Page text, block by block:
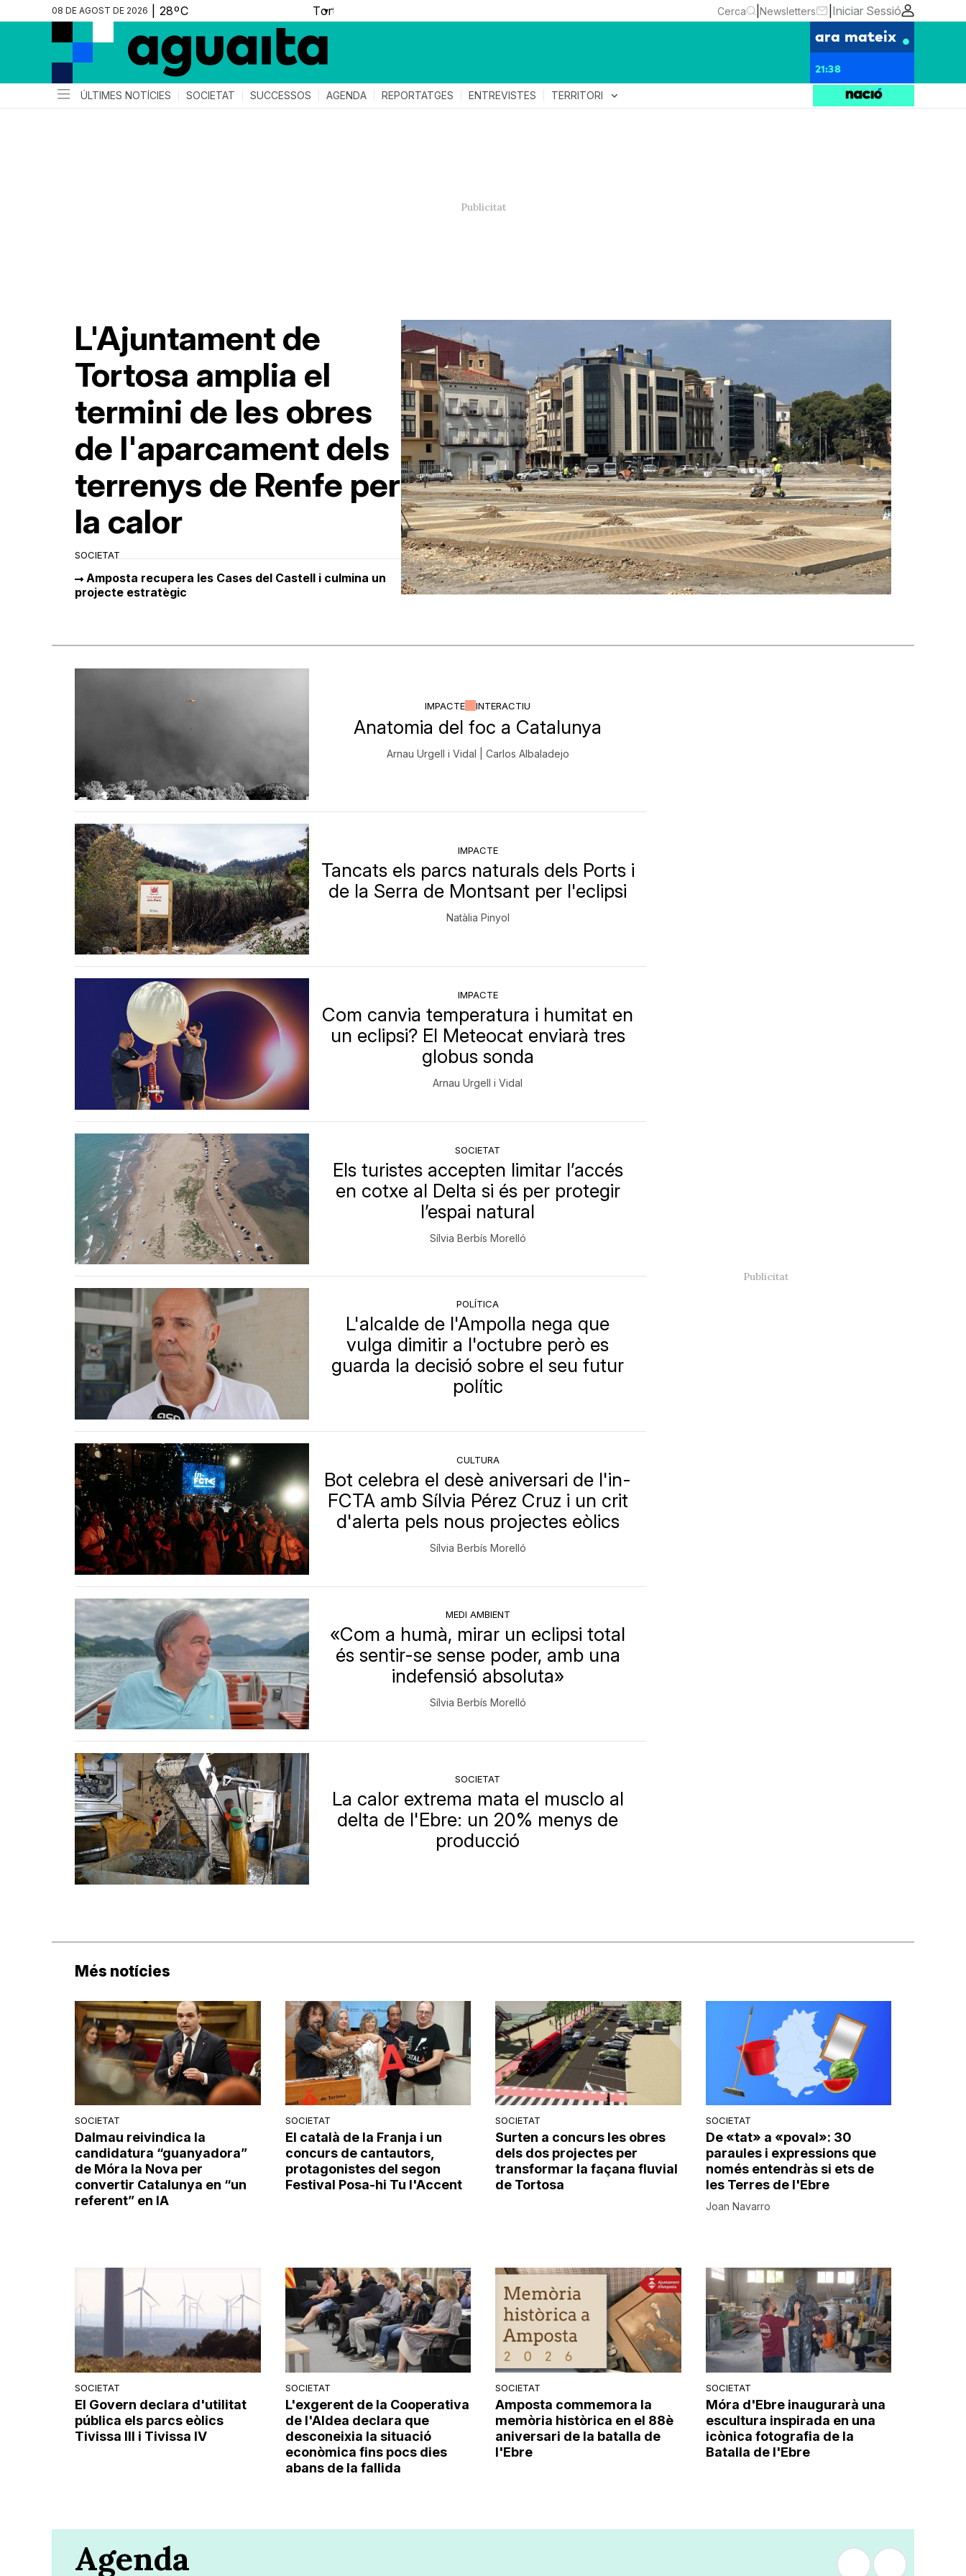
08 DE AGOST DE 2026 ▼ Cerca Newsletters Iniciar Sessió
ara mateix
21:38
ÚLTIMES NOTÍCIES SOCIETAT SUCCESSOS AGENDA REPORTATGES ENTREVISTES TERRITORI expand_more
SOCIETAT
L'Ajuntament de
Tortosa amplia el
termini de les obres
de l'aparcament dels
terrenys de Renfe per
la calor
Amposta recupera les Cases del Castell i culmina un
projecte estratègic
IMPACTE INTERACTIU
Anatomia del foc a Catalunya
Arnau Urgell i Vidal | Carlos Albaladejo
IMPACTE
Tancats els parcs naturals dels Ports i
de la Serra de Montsant per l'eclipsi
Natàlia Pinyol
IMPACTE
Com canvia temperatura i humitat en
un eclipsi? El Meteocat enviarà tres
globus sonda
Arnau Urgell i Vidal
SOCIETAT
Els turistes accepten limitar l’accés
en cotxe al Delta si és per protegir
l’espai natural
Sílvia Berbís Morelló
POLÍTICA
L'alcalde de l'Ampolla nega que
vulga dimitir a l'octubre però es
guarda la decisió sobre el seu futur
polític
CULTURA
Bot celebra el desè aniversari de l'in-
FCTA amb Sílvia Pérez Cruz i un crit
d'alerta pels nous projectes eòlics
Sílvia Berbís Morelló
MEDI AMBIENT
«Com a humà, mirar un eclipsi total
és sentir-se sense poder, amb una
indefensió absoluta»
Sílvia Berbís Morelló
SOCIETAT
La calor extrema mata el musclo al
delta de l'Ebre: un 20% menys de
producció
Més notícies
SOCIETAT
Dalmau reivindica la
candidatura “guanyadora”
de Móra la Nova per
convertir Catalunya en “un
referent” en IA
SOCIETAT
El català de la Franja i un
concurs de cantautors,
protagonistes del segon
Festival Posa-hi Tu l'Accent
SOCIETAT
Surten a concurs les obres
dels dos projectes per
transformar la façana fluvial
de Tortosa
SOCIETAT
De «tat» a «poval»: 30
paraules i expressions que
només entendràs si ets de
les Terres de l'Ebre
Joan Navarro
SOCIETAT
El Govern declara d'utilitat
pública els parcs eòlics
Tivissa III i Tivissa IV
SOCIETAT
L'exgerent de la Cooperativa
de l'Aldea declara que
desconeixia la situació
econòmica fins pocs dies
abans de la fallida
SOCIETAT
Amposta commemora la
memòria històrica en el 88è
aniversari de la batalla de
l'Ebre
SOCIETAT
Móra d'Ebre inaugurarà una
escultura inspirada en una
icònica fotografia de la
Batalla de l'Ebre
Agenda